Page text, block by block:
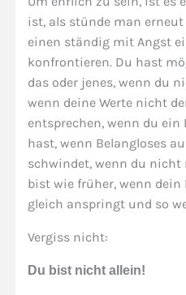
ist, als stünde man
einen ständig mit Angst
konfrontieren. Du hast
das oder jenes, wenn du
wenn deine Werte nicht
entsprechen, wenn du
hast, wenn Belangloses
schwindet, wenn du nicht
bist wie früher, wenn
gleich anspringt und so
Vergiss nicht:
Du bist nicht allein!